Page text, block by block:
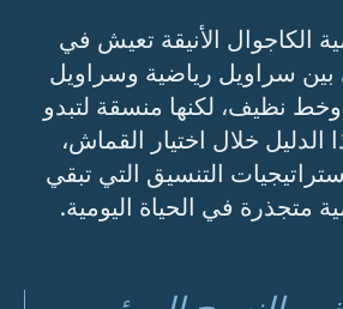
الكاجوال الأنيقة تعيش في
سراويل رياضية وسراويل
وخط نظيف، لكنها منسقة لتبدو
خلال اختيار القماش،
التنسيق التي تبقي
متجذرة في الحياة اليومية.